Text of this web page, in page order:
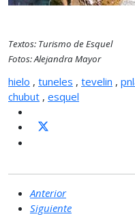
Textos: Turismo de Esquel
Fotos: Alejandra Mayor
hielo , tuneles , tevelin ,
chubut , esquel
Anterior
Siguiente